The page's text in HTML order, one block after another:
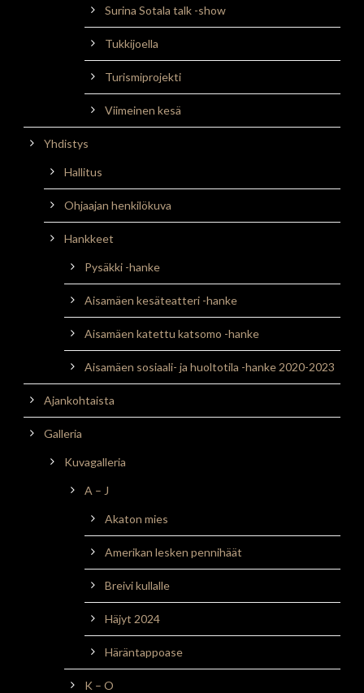
Surina Sotala talk -show
Tukkijoella
Turismiprojekti
Viimeinen kesä
Yhdistys
Hallitus
Ohjaajan henkilökuva
Hankkeet
Pysäkki -hanke
Aisamäen kesäteatteri -hanke
Aisamäen katettu katsomo -hanke
Aisamäen sosiaali- ja huoltotila -hanke 2020-2023
Ajankohtaista
Galleria
Kuvagalleria
A – J
Akaton mies
Amerikan lesken pennihäät
Breivi kullalle
Häjyt 2024
Häräntappoase
K – O